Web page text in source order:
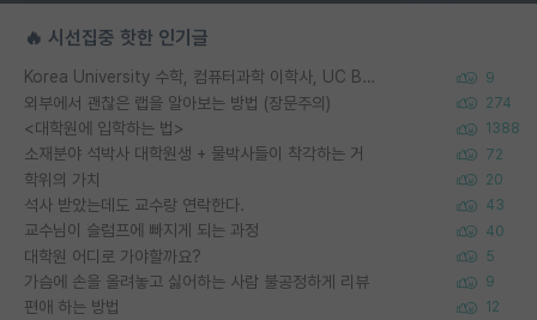
🔥 시선집중 핫한 인기글
Korea University 수학, 컴퓨터과학 이학사, UC Berkeley 산업공학 대학원 공학박사가 되는 것은 쉽지 않겠죠? 9
외부에서 괜찮은 랩을 알아보는 방법 (장문주의) 274
<대학원에 입학하는 법> 1388
소재분야 석박사 대학원생 + 물박사들이 착각하는 거 72
학위의 가치 20
석사 받았는데도 교수랑 연락한다. 43
교수님이 슬럼프에 빠지게 되는 과정 40
대학원 어디로 가야할까요? 5
가슴에 손을 올려놓고 싫어하는 사람 불공정하게 리뷰 9
편애 하는 방법 12